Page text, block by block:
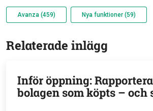
Avanza (459) Nya funktioner (59)
Relaterade inlägg
Inför öppning:
bolagen som köpts – och